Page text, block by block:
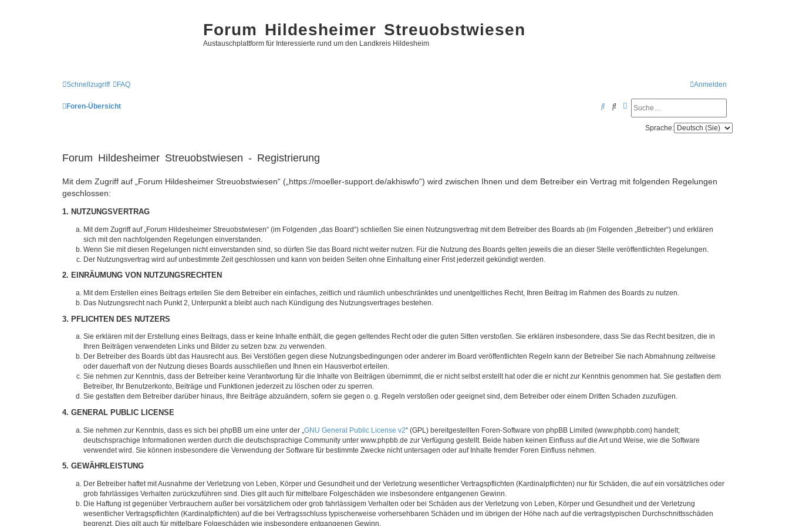
Forum Hildesheimer Streuobstwiesen
Austauschplattform für Interessierte rund um den Landkreis Hildesheim
Schnellzugriff FAQ Anmelden
Foren-Übersicht SucheErweiterte Suche
S
Sprache:
Forum Hildesheimer Streuobstwiesen - Registrierung
Mit dem Zugriff auf „Forum Hildesheimer Streuobstwiesen“ („https://moeller-support.de/akhiswfo“) wird zwischen Ihnen und dem Betreiber ein Vertrag mit folgenden Regelungen
geschlossen:
1. NUTZUNGSVERTRAG
Mit dem Zugriff auf „Forum Hildesheimer Streuobstwiesen“ (im Folgenden „das Board“) schließen Sie einen Nutzungsvertrag mit dem Betreiber des Boards ab (im Folgenden „Betreiber“) und erklären
sich mit den nachfolgenden Regelungen einverstanden.
Wenn Sie mit diesen Regelungen nicht einverstanden sind, so dürfen Sie das Board nicht weiter nutzen. Für die Nutzung des Boards gelten jeweils die an dieser Stelle veröffentlichten Regelungen.
Der Nutzungsvertrag wird auf unbestimmte Zeit geschlossen und kann von beiden Seiten ohne Einhaltung einer Frist jederzeit gekündigt werden.
2. EINRÄUMUNG VON NUTZUNGSRECHTEN
Mit dem Erstellen eines Beitrags erteilen Sie dem Betreiber ein einfaches, zeitlich und räumlich unbeschränktes und unentgeltliches Recht, Ihren Beitrag im Rahmen des Boards zu nutzen.
Das Nutzungsrecht nach Punkt 2, Unterpunkt a bleibt auch nach Kündigung des Nutzungsvertrages bestehen.
3. PFLICHTEN DES NUTZERS
Sie erklären mit der Erstellung eines Beitrags, dass er keine Inhalte enthält, die gegen geltendes Recht oder die guten Sitten verstoßen. Sie erklären insbesondere, dass Sie das Recht besitzen, die in
Ihren Beiträgen verwendeten Links und Bilder zu setzen bzw. zu verwenden.
Der Betreiber des Boards übt das Hausrecht aus. Bei Verstößen gegen diese Nutzungsbedingungen oder anderer im Board veröffentlichten Regeln kann der Betreiber Sie nach Abmahnung zeitweise
oder dauerhaft von der Nutzung dieses Boards ausschließen und Ihnen ein Hausverbot erteilen.
Sie nehmen zur Kenntnis, dass der Betreiber keine Verantwortung für die Inhalte von Beiträgen übernimmt, die er nicht selbst erstellt hat oder die er nicht zur Kenntnis genommen hat. Sie gestatten dem
Betreiber, Ihr Benutzerkonto, Beiträge und Funktionen jederzeit zu löschen oder zu sperren.
Sie gestatten dem Betreiber darüber hinaus, Ihre Beiträge abzuändern, sofern sie gegen o. g. Regeln verstoßen oder geeignet sind, dem Betreiber oder einem Dritten Schaden zuzufügen.
4. GENERAL PUBLIC LICENSE
Sie nehmen zur Kenntnis, dass es sich bei phpBB um eine unter der „ GNU General Public License v2“ (GPL) bereitgestellten Foren-Software von phpBB Limited (www.phpbb.com) handelt;
deutschsprachige Informationen werden durch die deutschsprachige Community unter www.phpbb.de zur Verfügung gestellt. Beide haben keinen Einfluss auf die Art und Weise, wie die Software
verwendet wird. Sie können insbesondere die Verwendung der Software für bestimmte Zwecke nicht untersagen oder auf Inhalte fremder Foren Einfluss nehmen.
5. GEWÄHRLEISTUNG
Der Betreiber haftet mit Ausnahme der Verletzung von Leben, Körper und Gesundheit und der Verletzung wesentlicher Vertragspflichten (Kardinalpflichten) nur für Schäden, die auf ein vorsätzliches oder
grob fahrlässiges Verhalten zurückzuführen sind. Dies gilt auch für mittelbare Folgeschäden wie insbesondere entgangenen Gewinn.
Die Haftung ist gegenüber Verbrauchern außer bei vorsätzlichem oder grob fahrlässigem Verhalten oder bei Schäden aus der Verletzung von Leben, Körper und Gesundheit und der Verletzung
wesentlicher Vertragspflichten (Kardinalpflichten) auf die bei Vertragsschluss typischerweise vorhersehbaren Schäden und im übrigen der Höhe nach auf die vertragstypischen Durchschnittsschäden
begrenzt. Dies gilt auch für mittelbare Folgeschäden wie insbesondere entgangenen Gewinn.